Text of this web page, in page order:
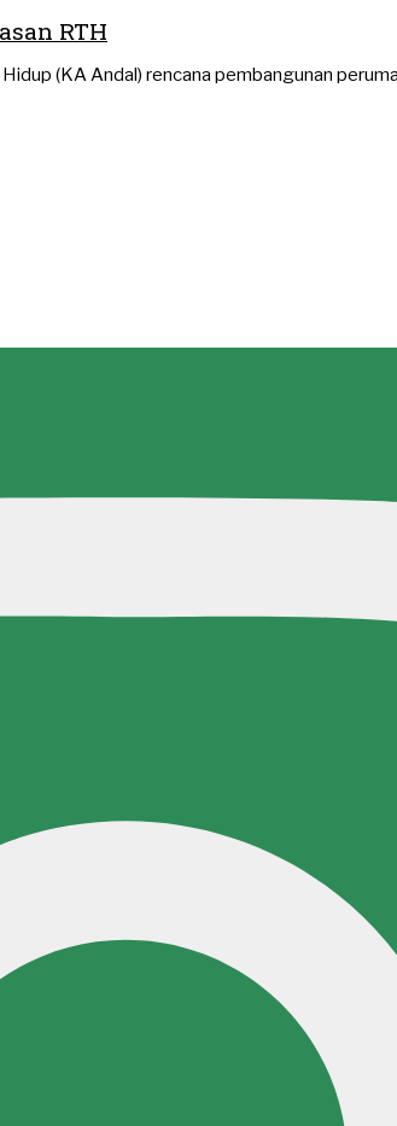
RTH
(KA Andal) rencana pembangunan